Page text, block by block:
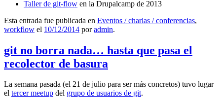
Taller de git-flow en la Drupalcamp de 2013
Esta entrada fue publicada en Eventos / charlas / conferencias,
workflow el 10/12/2014 poradmin.
git no borra nada… hasta que pasa el
recolector de basura
La semana pasada (el 21 de julio para ser más concretos) tuvo lugar
el tercer meetup del grupo de usuarios de git.